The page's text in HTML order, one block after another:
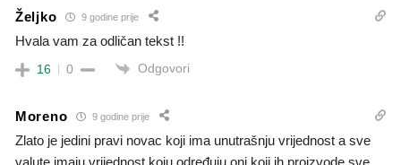
Željko 9 godine prije
Hvala vam za odličan tekst !!
16 0 Odgovori
Moreno 9 godine prije
Zlato je jedini pravi novac koji ima unutrašnju vrijednost a sve